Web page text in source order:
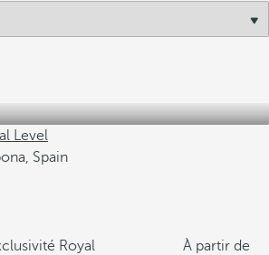
Level
Spain
Royal
À partir de